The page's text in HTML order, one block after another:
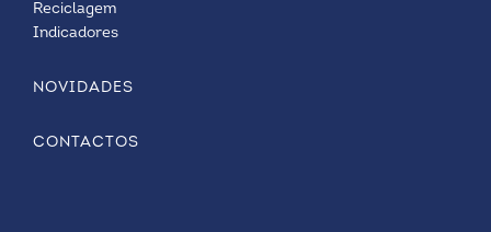
Reciclagem
Indicadores
NOVIDADES
CONTACTOS